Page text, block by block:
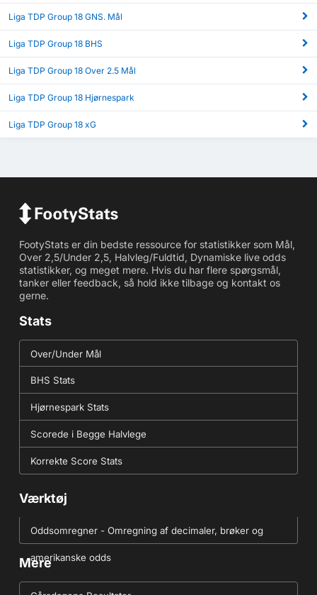
Liga TDP Group 18 GNS. Mål
Liga TDP Group 18 BHS
Liga TDP Group 18 Over 2.5 Mål
Liga TDP Group 18 Hjørnespark
Liga TDP Group 18 xG
FootyStats er din bedste ressource for statistikker som Mål,
Over 2,5/Under 2,5, Halvleg/Fuldtid, Dynamiske live odds
statistikker, og meget mere. Hvis du har flere spørgsmål,
tanker eller feedback, så hold ikke tilbage og kontakt os
gerne.
Stats
Over/Under Mål
BHS Stats
Hjørnespark Stats
Scorede i Begge Halvlege
Korrekte Score Stats
Værktøj
Oddsomregner - Omregning af decimaler, brøker og
amerikanske odds
Mere